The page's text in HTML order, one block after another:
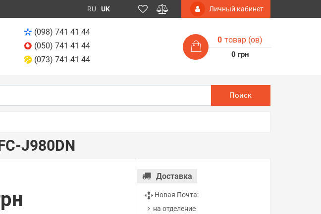
RU UK Личный кабинет
(098) 741 41 44
(050) 741 41 44
(073) 741 41 44
0 товар (ов)
0 грн
Поиск
J980DN
Доставка
Новая Почта:
на отделение